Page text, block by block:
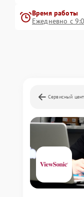
Время работы
Ежедневно с
Сервисный